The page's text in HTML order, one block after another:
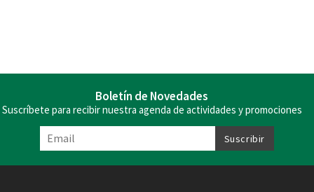
Boletín de Novedades
Suscríbete para recibir nuestra agenda de actividades y promociones